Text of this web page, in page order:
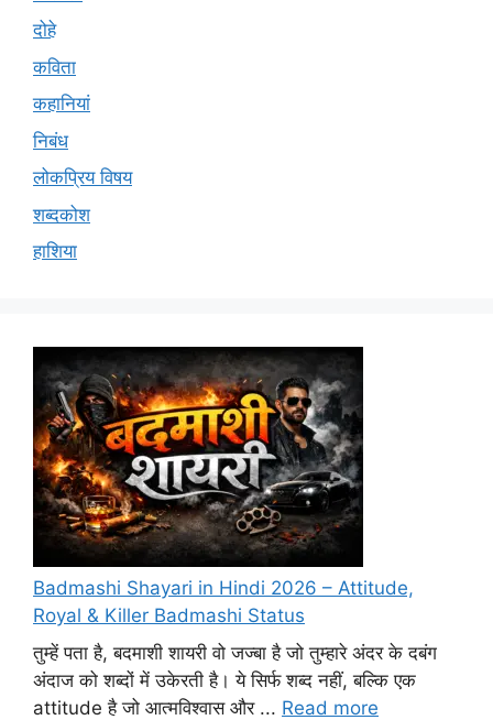
दोहे
कविता
कहानियां
निबंध
लोकप्रिय विषय
शब्दकोश
हाशिया
Badmashi Shayari in Hindi 2026 – Attitude,
Royal & Killer Badmashi Status
तुम्हें पता है, बदमाशी शायरी वो जज्बा है जो तुम्हारे अंदर के दबंग
अंदाज को शब्दों में उकेरती है। ये सिर्फ शब्द नहीं, बल्कि एक
attitude है जो आत्मविश्वास और ... Read more